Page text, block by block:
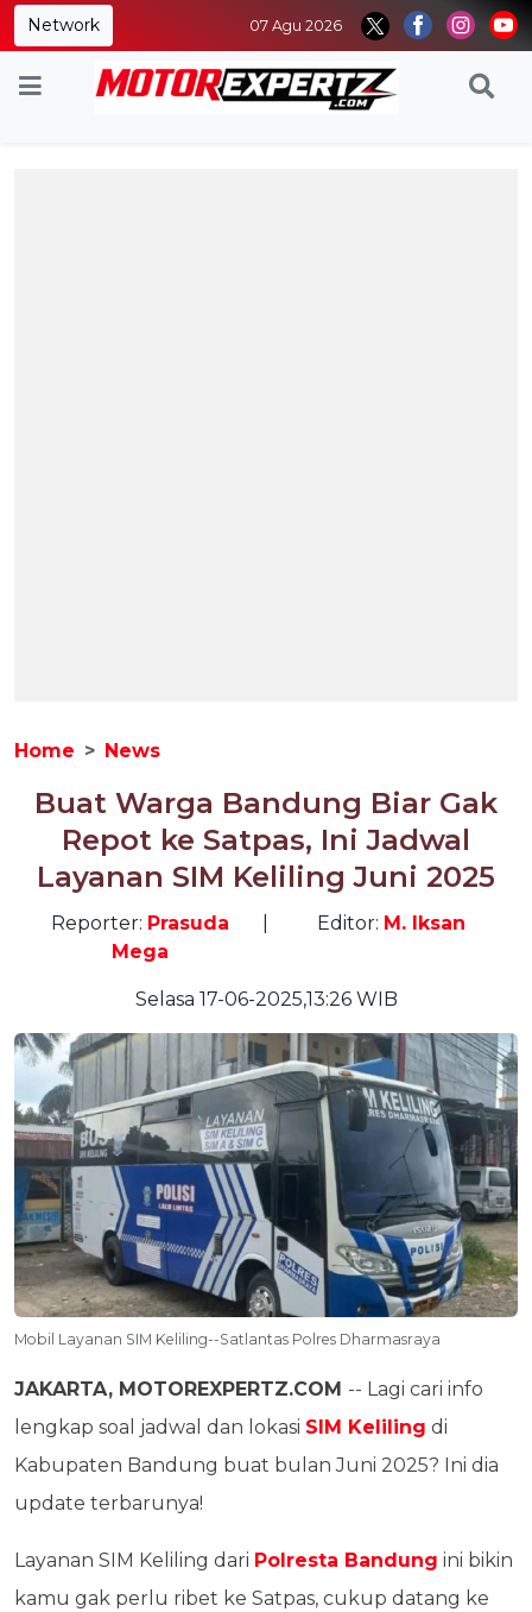
Network 07 Agu 2026
Home News
Buat Warga Bandung Biar Gak
Repot ke Satpas, Ini Jadwal
Layanan SIM Keliling Juni 2025
Reporter: Prasuda
Mega
Editor: M. Iksan
Selasa 17-06-2025,13:26 WIB
Mobil Layanan SIM Keliling--Satlantas Polres Dharmasraya
JAKARTA, MOTOREXPERTZ.COM -- Lagi cari info
lengkap soal jadwal dan lokasi SIM Keliling di
Kabupaten Bandung buat bulan Juni 2025? Ini dia
update terbarunya!
Layanan SIM Keliling dari Polresta Bandung ini bikin
kamu gak perlu ribet ke Satpas, cukup datang ke